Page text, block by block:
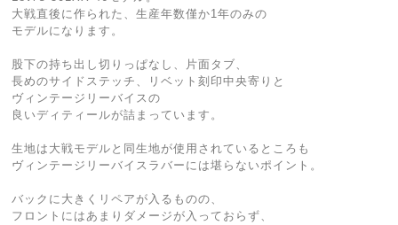
大戦直後に作られた、生産年数僅か1年のみの
モデルになります。
股下の持ち出し切りっぱなし、片面タブ、
長めのサイドステッチ、リベット刻印中央寄りと
ヴィンテージリーバイスの
良いディティールが詰まっています。
生地は大戦モデルと同生地が使用されているところも
ヴィンテージリーバイスラバーには堪らないポイント。
バックに大きくリペアが入るものの、
フロントにはあまりダメージが入っておらず、